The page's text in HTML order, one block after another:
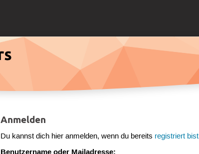
Anmelden
Du kannst dich hier anmelden, wenn du bereits registriert bist